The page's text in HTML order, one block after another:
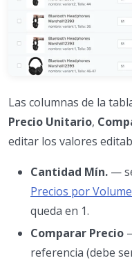
Las columnas de la
Precio Unitario,
editar los valores
Cantidad Mín. —
Precios por
queda en 1.
Comparar Precio
referencia (debe